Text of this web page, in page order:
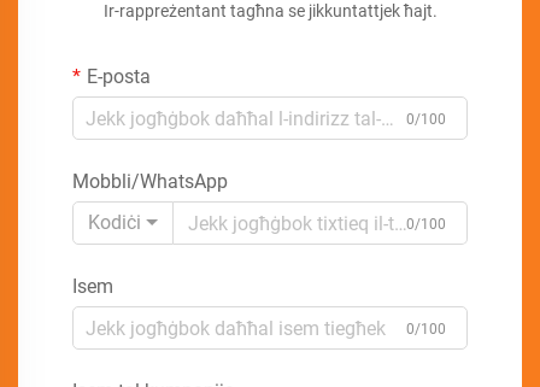
Ir-rappreżentant tagħna se jikkuntattjek ħajt.
E-posta
0/100
Mobbli/WhatsApp
Kodiċi
0/100
Isem
0/100